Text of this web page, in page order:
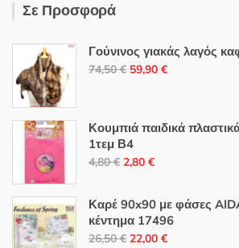
Σε Προσφορά
Γούνινος γιακάς λαγός
74,50€ Original
74,50 €.
59,90 €Η
είναι:
Κουμπιά παιδικά
1τεμ Β4
4,80€ Original
was:
4,80 €.
2,80 €Η
τιμή
είναι:
2,80 €.
Καρέ 90x90 με φάσες
κέντημα 17496
26,50€ Original
22,00 €Η